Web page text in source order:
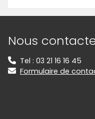
Nous
Tel : 03 21 16 16 45
Formulaire de